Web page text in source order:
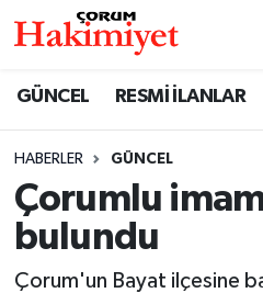
GÜNCEL RESMİ İLANLAR
HABERLER GÜNCEL
Çorumlu
bulundu
Çorum'un Bayat ilçesine
SAĞLIK
ASAYİŞ
Nöbetçi Eczaneler
Çorum Namaz Vakitleri
Trafik Durumu